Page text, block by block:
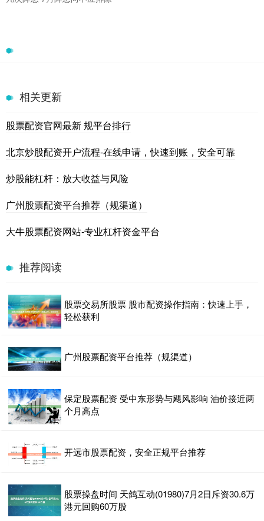
相关更新
股票配资官网最新 规平台排行
北京炒股配资开户流程-在线申请，快速到账，安全可靠
炒股能杠杆：放大收益与风险
广州股票配资平台推荐（规渠道）
大牛股票配资网站-专业杠杆资金平台
推荐阅读
股票交易所股票 股市配资操作指南：快速上手，
轻松获利
广州股票配资平台推荐（规渠道）
保定股票配资 受中东形势与飓风影响 油价接近两
个月高点
开远市股票配资，安全正规平台推荐
股票操盘时间 天鸽互动(01980)7月2日斥资30.6万
港元回购60万股